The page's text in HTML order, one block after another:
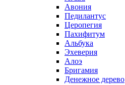
Авония
Педилантус
Церопегия
Пахифитум
Альбука
Эхеверия
Алоэ
Бригамия
Денежное дерево